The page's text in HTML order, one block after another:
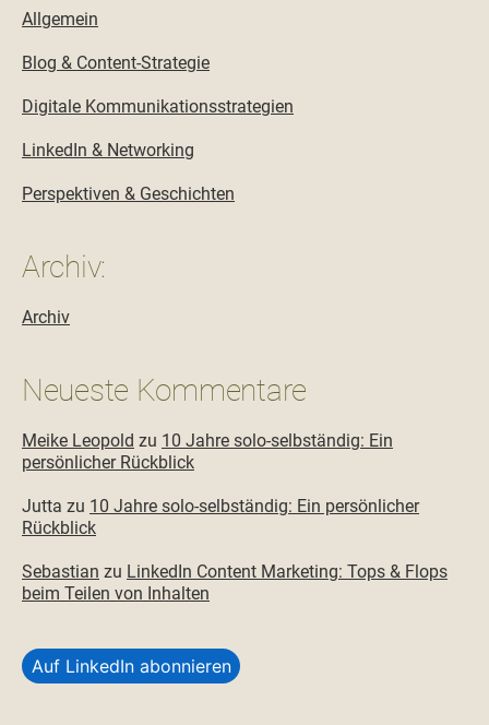
Allgemein
Blog & Content-Strategie
Digitale Kommunikationsstrategien
LinkedIn & Networking
Perspektiven & Geschichten
Archiv:
Archiv
Neueste Kommentare
Meike Leopold zu 10 Jahre solo-selbständig: Ein
persönlicher Rückblick
Jutta zu 10 Jahre solo-selbständig: Ein persönlicher
Rückblick
Sebastian zu LinkedIn Content Marketing: Tops & Flops
beim Teilen von Inhalten
Auf LinkedIn abonnieren